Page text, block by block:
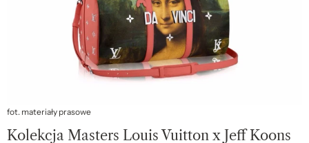
fot. materiały prasowe
Kolekcja Masters Louis Vuitton x Jeff Koons